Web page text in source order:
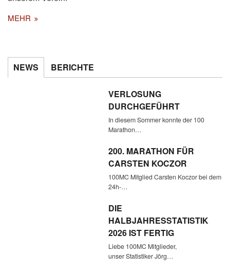
MEHR
NEWS BERICHTE
VERLOSUNG
DURCHGEFÜHRT
In diesem Sommer konnte der 100
Marathon…
200. MARATHON FÜR
CARSTEN KOCZOR
100MC Mitglied Carsten Koczor bei dem
24h-…
DIE
HALBJAHRESSTATISTIK
2026 IST FERTIG
Liebe 100MC Mitglieder,
unser Statistiker Jörg…